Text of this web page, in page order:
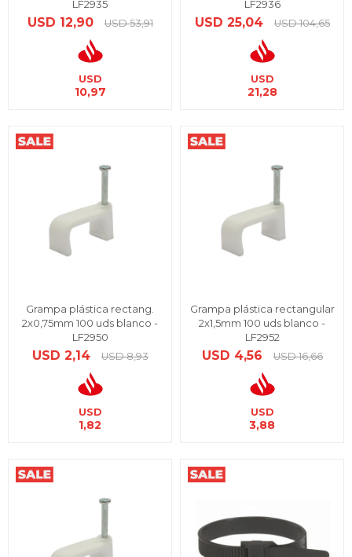
LF2935
USD 12,90 USD 53,91
USD
10,97
LF2936
USD 25,04 USD 104,65
USD
21,28
Grampa plástica rectang.
2x0,75mm 100 uds blanco -
LF2950
USD 2,14 USD 8,93
USD
1,82
Grampa plástica rectangular
2x1,5mm 100 uds blanco -
LF2952
USD 4,56 USD 16,66
USD
3,88